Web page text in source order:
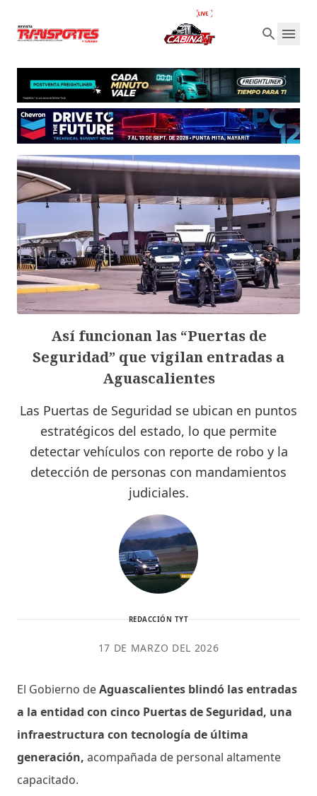
Así funcionan las “Puertas de
Seguridad” que vigilan entradas a
Aguascalientes
Las Puertas de Seguridad se ubican en puntos
estratégicos del estado, lo que permite
detectar vehículos con reporte de robo y la
detección de personas con mandamientos
judiciales.
REDACCIÓN TYT
17 DE MARZO DEL 2026
El Gobierno deAguascalientes blindó las entradas
a la entidad con cinco Puertas de Seguridad, una
infraestructura con tecnología de última
generación, acompañada de personal altamente
capacitado.